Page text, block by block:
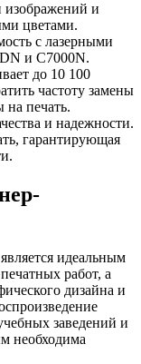
изображений и
цветами.
с лазерными
и C7000N.
до 10 100
частоту замены
на печать.
и надежности.
гарантирующая
идеальным
работ, а
дизайна и
заведений и
необходима